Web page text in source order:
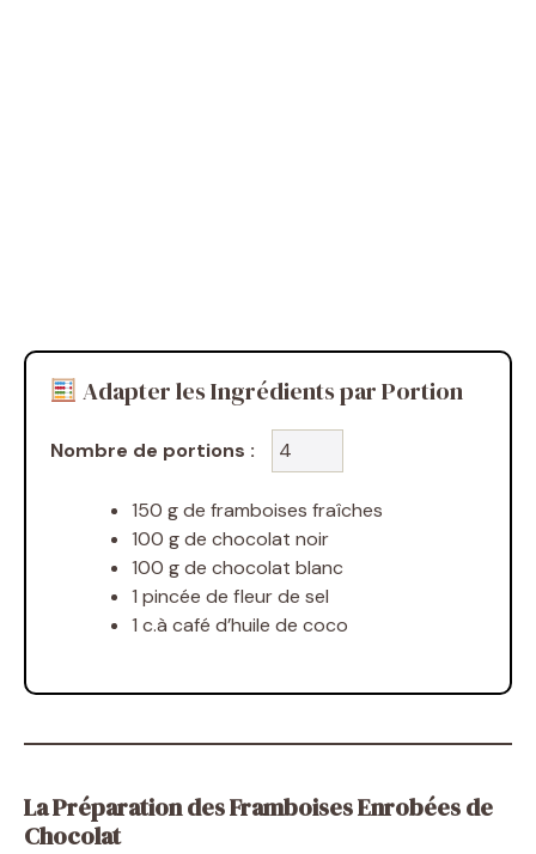
Adapter les Ingrédients par Portion
Nombre de portions :
150 g de framboises fraîches
100 g de chocolat noir
100 g de chocolat blanc
1 pincée de fleur de sel
1 c.à café d’huile de coco
La Préparation des Framboises Enrobées de
Chocolat